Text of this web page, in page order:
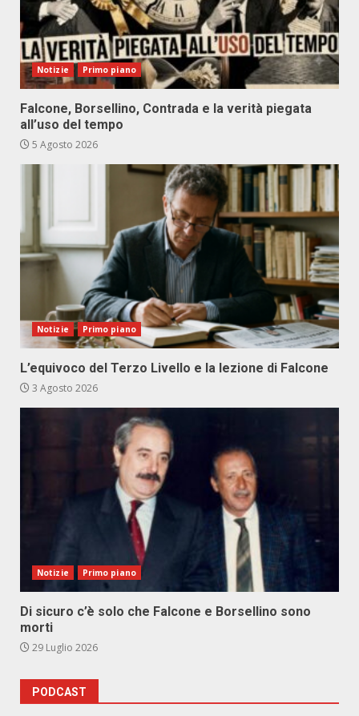
Notizie Primo piano
Falcone, Borsellino, Contrada e la verità piegata
all’uso del tempo
5 Agosto 2026
Notizie Primo piano
L’equivoco del Terzo Livello e la lezione di Falcone
3 Agosto 2026
Notizie Primo piano
Di sicuro c’è solo che Falcone e Borsellino sono
morti
29 Luglio 2026
PODCAST